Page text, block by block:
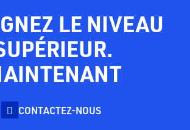
LE NIVEAU
CONTACTEZ-NOUS